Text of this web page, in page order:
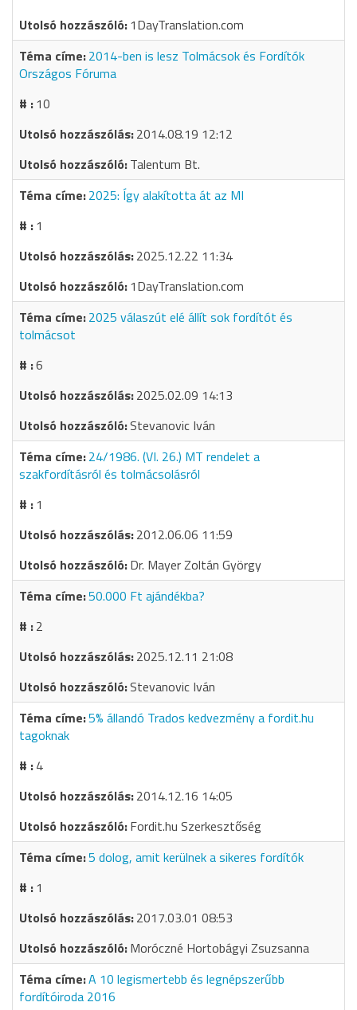
1DayTranslation.com
2014-ben is lesz Tolmácsok és Fordítók
Országos Fóruma
10
2014.08.19 12:12
Talentum Bt.
2025: Így alakította át az MI
1
2025.12.22 11:34
1DayTranslation.com
2025 válaszút elé állít sok fordítót és
tolmácsot
6
2025.02.09 14:13
Stevanovic Iván
24/1986. (VI. 26.) MT rendelet a
szakfordításról és tolmácsolásról
1
2012.06.06 11:59
Dr. Mayer Zoltán György
50.000 Ft ajándékba?
2
2025.12.11 21:08
Stevanovic Iván
5% állandó Trados kedvezmény a fordit.hu
tagoknak
4
2014.12.16 14:05
Fordit.hu Szerkesztőség
5 dolog, amit kerülnek a sikeres fordítók
1
2017.03.01 08:53
Moróczné Hortobágyi Zsuzsanna
A 10 legismertebb és legnépszerűbb
fordítóiroda 2016